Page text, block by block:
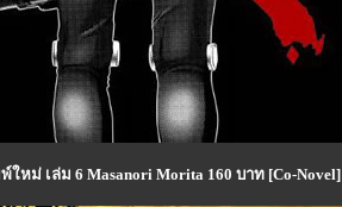
หม่ เล่ม 6 Masanori Morita 160 บาท [Co-Novel]